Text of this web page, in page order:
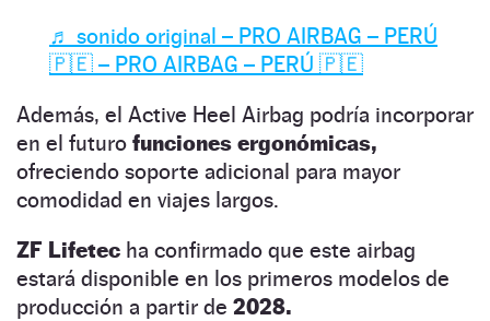
♬ sonido original – PRO AIRBAG – PERÚ
🇵🇪 – PRO AIRBAG – PERÚ 🇵🇪
Además, el Active Heel Airbag podría incorporar
en el futuro funciones ergonómicas,
ofreciendo soporte adicional para mayor
comodidad en viajes largos.
ZF Lifetec ha confirmado que este airbag
estará disponible en los primeros modelos de
producción a partir de 2028.